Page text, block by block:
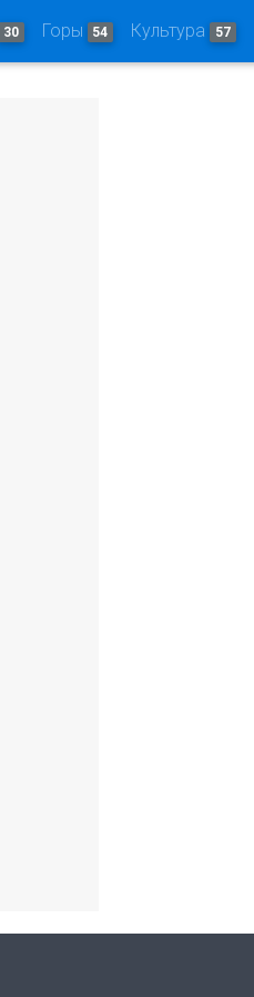
30 Горы 54 Культура 57